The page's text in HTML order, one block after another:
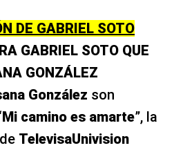
DE GABRIEL SOTO
GABRIEL SOTO QUE
GONZÁLEZ
González son
Mi camino es amarte”, la
TelevisaUnivision